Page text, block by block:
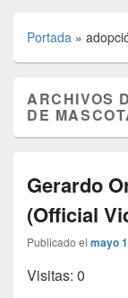
Portada »
ARCHIVOS
DE
Gerardo
(Official
Publicado el mayo
Visitas: 0